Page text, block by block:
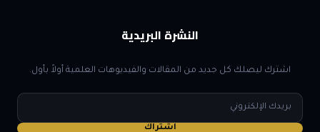
النشرة البريدية
اشترك ليصلك كل جديد من المقالات والفيديوهات العلمية أولاً بأول.
البريد
الإلكتروني
اشتراك